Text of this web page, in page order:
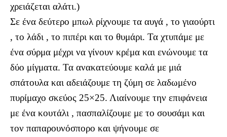
χρειάζεται αλάτι.)
Σε ένα δεύτερο μπωλ ρίχνουμε τα αυγά , το γιαούρτι
, το λάδι , το πιπέρι και το θυμάρι. Τα χτυπάμε με
ένα σύρμα μέχρι να γίνουν κρέμα και ενώνουμε τα
δύο μίγματα. Τα ανακατεύουμε καλά με μιά
σπάτουλα και αδειάζουμε τη ζύμη σε λαδωμένο
πυρίμαχο σκεύος 25×25. Λιαίνουμε την επιφάνεια
με ένα κουτάλι , πασπαλίζουμε με το σουσάμι και
τον παπαρουνόσπορο και ψήνουμε σε